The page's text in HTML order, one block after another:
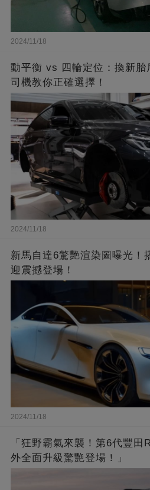
2024/11/18
動平衡 vs 四輪定位：換新胎
司機教你正確選擇！
2024/11/18
新馬自達6驚艷渲染圖曝光！
迎震撼登場！
2024/11/18
「狂野霸氣來襲！第6代豐田
外全面升級驚艷登場！」